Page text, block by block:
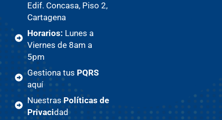
Edif. Concasa, Piso 2,
Cartagena
Horarios: Lunes a
Viernes de 8am a
5pm
Gestiona tus PQRS
aquí
NuestrasPolíticas de
Privacidad